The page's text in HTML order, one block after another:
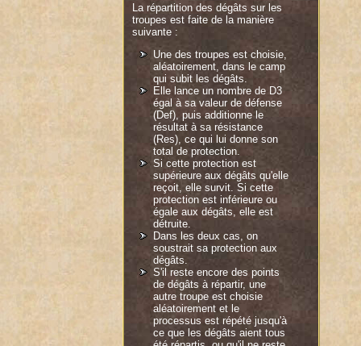
La répartition des dégâts sur les
troupes est faite de la manière
suivante :
Une des troupes est choisie,
aléatoirement, dans le camp
qui subit les dégâts.
Elle lance un nombre de D3
égal à sa valeur de défense
(Def), puis additionne le
résultat à sa résistance
(Res), ce qui lui donne son
total de protection.
Si cette protection est
supérieure aux dégâts qu'elle
reçoit, elle survit. Si cette
protection est inférieure ou
égale aux dégâts, elle est
détruite.
Dans les deux cas, on
soustrait sa protection aux
dégâts.
S'il reste encore des points
de dégâts à répartir, une
autre troupe est choisie
aléatoirement et le
processus est répété jusqu'à
ce que les dégâts aient tous